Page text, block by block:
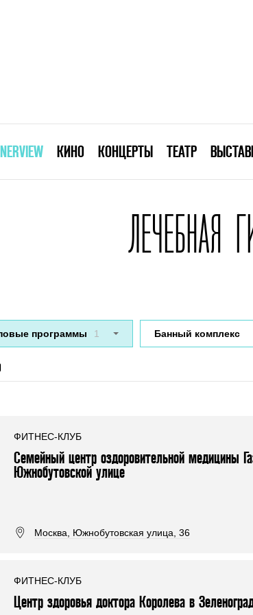
КИНО КОНЦЕРТЫ ТЕАТР
ЛЕЧЕБНАЯ
программы 1 Банный комплекс
ФИТНЕС-КЛУБ
Семейный центр оздоровительной медицины
Южнобутовской улице
Москва, Южнобутовская улица, 36
ФИТНЕС-КЛУБ
Центр здоровья доктора Королева в